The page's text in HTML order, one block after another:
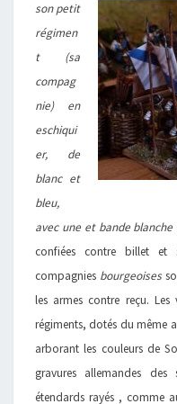
son petit
régimen
t (sa
compag
nie) en
eschiqui
er, de
blanc et
bleu,
avec une et bande blanche
confiées contre billet et
compagnies bourgeoises
les armes contre reçu.
régiments, dotés du même
arborant les couleurs de
gravures allemandes
étendards rayés , comme